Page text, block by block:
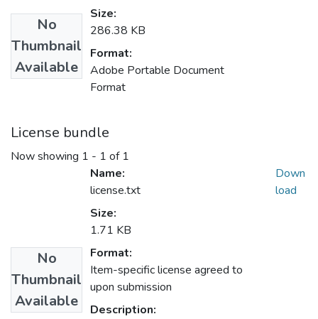
No
Thumbnail
Available
Size:
286.38 KB
Format:
Adobe Portable Document
Format
License bundle
Now showing 1 - 1 of 1
No
Thumbnail
Available
Name:
license.txt
Size:
1.71 KB
Format:
Item-specific license agreed to
upon submission
Description:
Down
load